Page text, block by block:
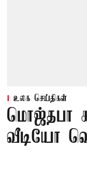
உலக செய்திகள்
மொஜ்தபா
வீடியோ